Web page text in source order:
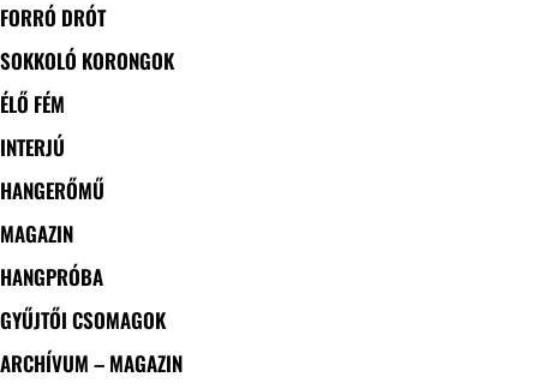
FORRÓ DRÓT
SOKKOLÓ KORONGOK
ÉLŐ FÉM
INTERJÚ
HANGERŐMŰ
MAGAZIN
HANGPRÓBA
GYŰJTŐI CSOMAGOK
ARCHÍVUM – MAGAZIN